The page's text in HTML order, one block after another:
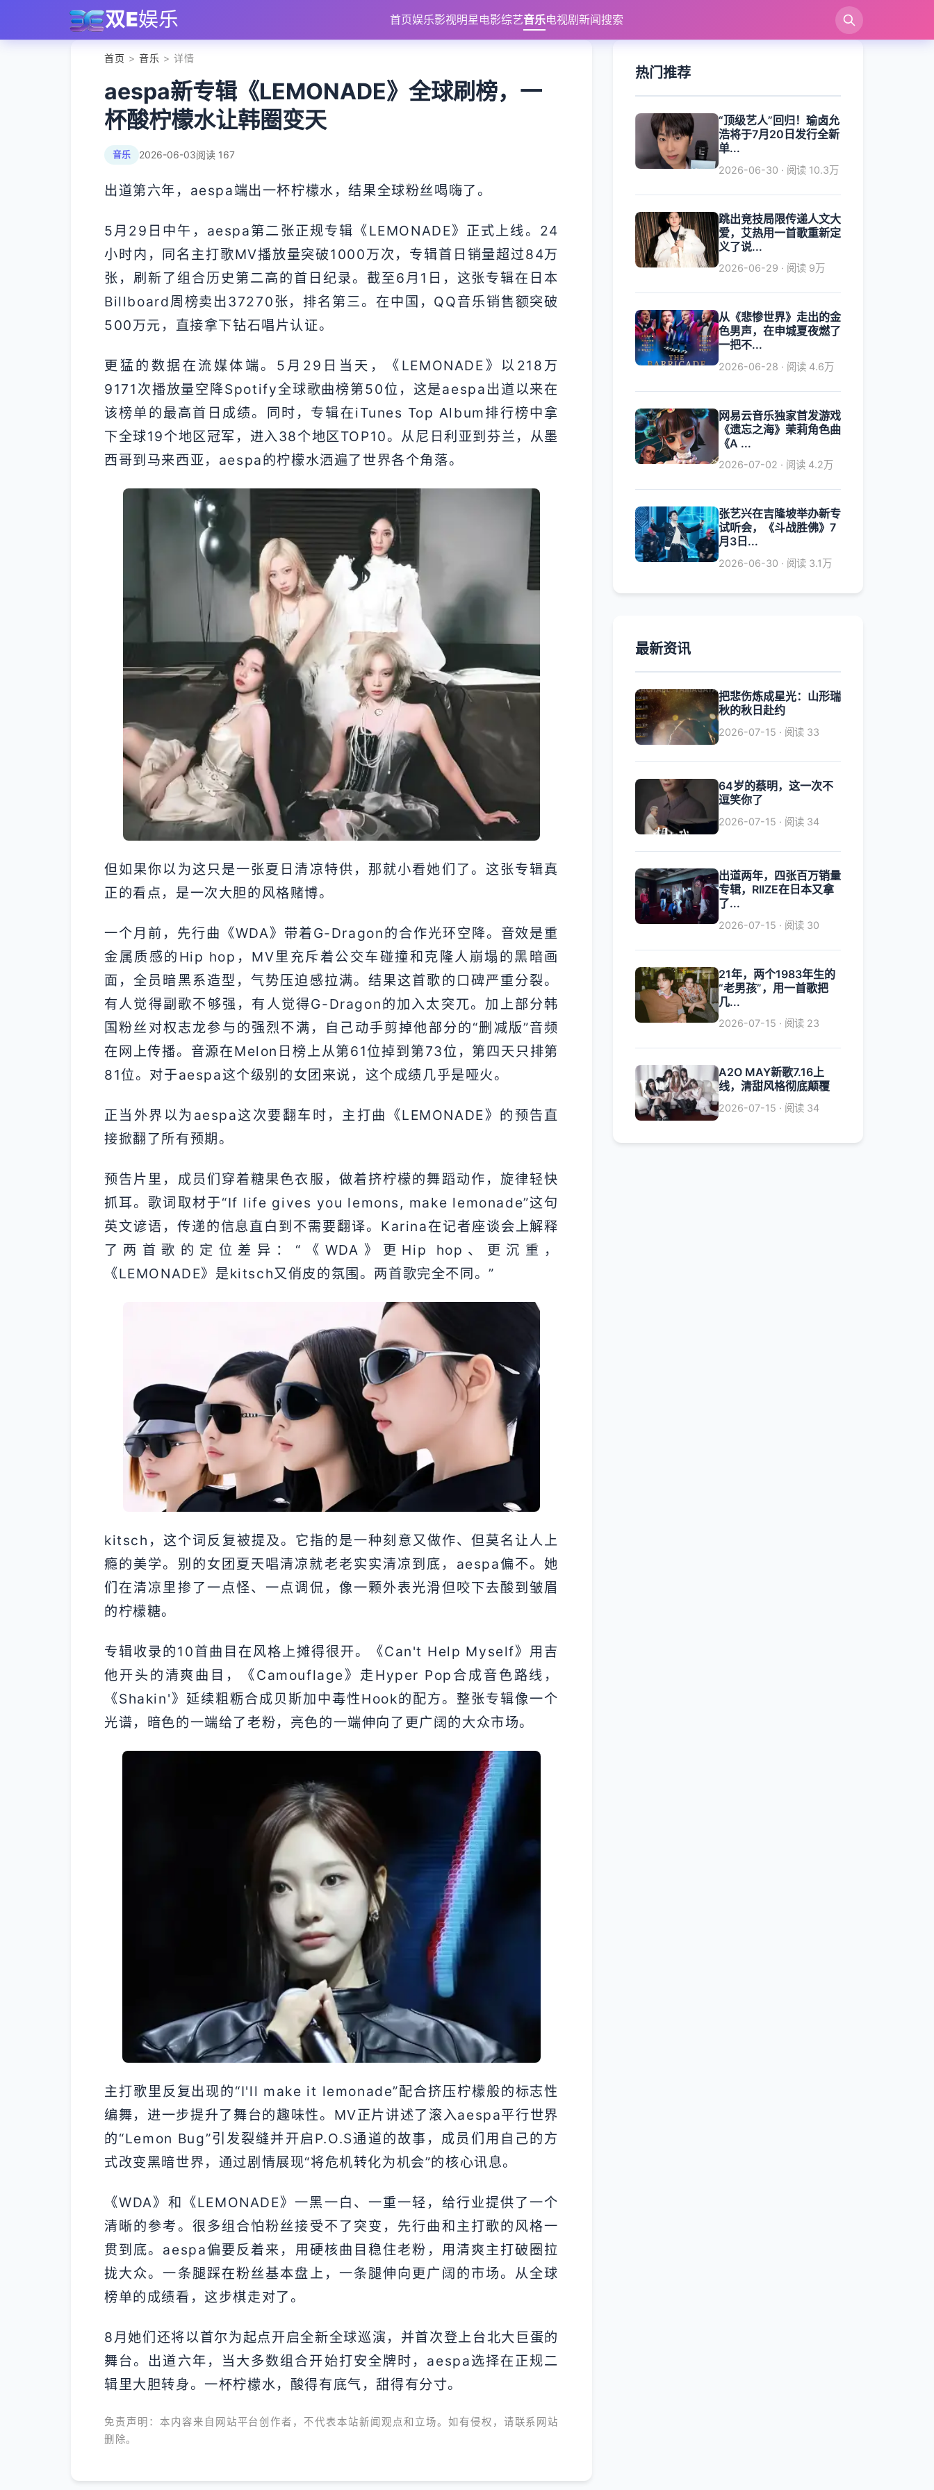
双E娱乐 首页娱乐影视明星 电影综艺音乐电视剧 新闻搜索
首页 > 音乐 > 详情
aespa新专辑《LEMONADE》全球刷榜，一
杯酸柠檬水让韩圈变天
音乐 2026-06-03阅读 167
出道第六年，aespa端出一杯柠檬水，结果全球粉丝喝嗨了。
5月29日中午，aespa第二张正规专辑《LEMONADE》正式上线。24
小时内，同名主打歌MV播放量突破1000万次，专辑首日销量超过84万
张，刷新了组合历史第二高的首日纪录。截至6月1日，这张专辑在日本
Billboard周榜卖出37270张，排名第三。在中国，QQ音乐销售额突破
500万元，直接拿下钻石唱片认证。
更猛的数据在流媒体端。5月29日当天，《LEMONADE》以218万
9171次播放量空降Spotify全球歌曲榜第50位，这是aespa出道以来在
该榜单的最高首日成绩。同时，专辑在iTunes Top Album排行榜中拿
下全球19个地区冠军，进入38个地区TOP10。从尼日利亚到芬兰，从墨
西哥到马来西亚，aespa的柠檬水洒遍了世界各个角落。
但如果你以为这只是一张夏日清凉特供，那就小看她们了。这张专辑真
正的看点，是一次大胆的风格赌博。
一个月前，先行曲《WDA》带着G-Dragon的合作光环空降。音效是重
金属质感的Hip hop，MV里充斥着公交车碰撞和克隆人崩塌的黑暗画
面，全员暗黑系造型，气势压迫感拉满。结果这首歌的口碑严重分裂。
有人觉得副歌不够强，有人觉得G-Dragon的加入太突兀。加上部分韩
国粉丝对权志龙参与的强烈不满，自己动手剪掉他部分的“删减版”音频
在网上传播。音源在Melon日榜上从第61位掉到第73位，第四天只排第
81位。对于aespa这个级别的女团来说，这个成绩几乎是哑火。
正当外界以为aespa这次要翻车时，主打曲《LEMONADE》的预告直
接掀翻了所有预期。
预告片里，成员们穿着糖果色衣服，做着挤柠檬的舞蹈动作，旋律轻快
抓耳。歌词取材于“If life gives you lemons, make lemonade”这句
英文谚语，传递的信息直白到不需要翻译。Karina在记者座谈会上解释
了两首歌的定位差异：“《WDA》更Hip hop、更沉重，
《LEMONADE》是kitsch又俏皮的氛围。两首歌完全不同。”
kitsch，这个词反复被提及。它指的是一种刻意又做作、但莫名让人上
瘾的美学。别的女团夏天唱清凉就老老实实清凉到底，aespa偏不。她
们在清凉里掺了一点怪、一点调侃，像一颗外表光滑但咬下去酸到皱眉
的柠檬糖。
专辑收录的10首曲目在风格上摊得很开。《Can't Help Myself》用吉
他开头的清爽曲目，《Camouflage》走Hyper Pop合成音色路线，
《Shakin'》延续粗粝合成贝斯加中毒性Hook的配方。整张专辑像一个
光谱，暗色的一端给了老粉，亮色的一端伸向了更广阔的大众市场。
主打歌里反复出现的“I'll make it lemonade”配合挤压柠檬般的标志性
编舞，进一步提升了舞台的趣味性。MV正片讲述了滚入aespa平行世界
的“Lemon Bug”引发裂缝并开启P.O.S通道的故事，成员们用自己的方
式改变黑暗世界，通过剧情展现“将危机转化为机会”的核心讯息。
《WDA》和《LEMONADE》一黑一白、一重一轻，给行业提供了一个
清晰的参考。很多组合怕粉丝接受不了突变，先行曲和主打歌的风格一
贯到底。aespa偏要反着来，用硬核曲目稳住老粉，用清爽主打破圈拉
拢大众。一条腿踩在粉丝基本盘上，一条腿伸向更广阔的市场。从全球
榜单的成绩看，这步棋走对了。
8月她们还将以首尔为起点开启全新全球巡演，并首次登上台北大巨蛋的
舞台。出道六年，当大多数组合开始打安全牌时，aespa选择在正规二
辑里大胆转身。一杯柠檬水，酸得有底气，甜得有分寸。
免责声明：本内容来自网站平台创作者，不代表本站新闻观点和立场。如有侵权，请联系网站
删除。
热门推荐
“顶级艺人”回归！瑜卤允
浩将于7月20日发行全新
单...
2026-06-30 · 阅读 10.3万
跳出竞技局限传递人文大
爱，艾热用一首歌重新定
义了说...
2026-06-29 · 阅读 9万
从《悲惨世界》走出的金
色男声，在申城夏夜燃了
一把不...
2026-06-28 · 阅读 4.6万
网易云音乐独家首发游戏
《遗忘之海》茉莉角色曲
《A ...
2026-07-02 · 阅读 4.2万
张艺兴在吉隆坡举办新专
试听会，《斗战胜佛》7
月3日...
2026-06-30 · 阅读 3.1万
最新资讯
把悲伤炼成星光：山形瑞
秋的秋日赴约
2026-07-15 · 阅读 33
64岁的蔡明，这一次不
逗笑你了
2026-07-15 · 阅读 34
出道两年，四张百万销量
专辑，RIIZE在日本又拿
了...
2026-07-15 · 阅读 30
21年，两个1983年生的
“老男孩”，用一首歌把
几...
2026-07-15 · 阅读 23
A2O MAY新歌7.16上
线，清甜风格彻底颠覆
2026-07-15 · 阅读 34